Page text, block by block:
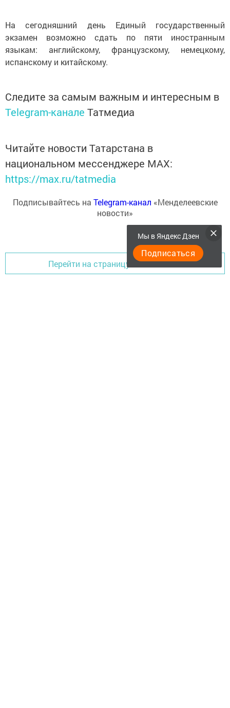
На сегодняшний день Единый государственный
экзамен возможно сдать по пяти иностранным
языкам: английскому, французскому, немецкому,
испанскому и китайскому.
Следите за самым важным и интересным в
Telegram-канале Татмедиа
Читайте новости Татарстана в
национальном мессенджере MАХ:
https://max.ru/tatmedia
Подписывайтесь на Telegram-канал «Менделеевские
новости»
Перейти на страницу новости
Мы в Яндекс Дзен
Подписаться